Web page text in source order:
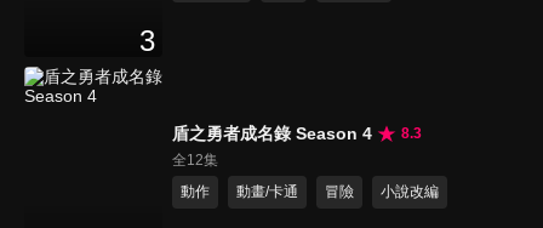
3
盾之勇者成名錄 Season 4
8.3
全12集
動作
動畫/卡通 冒險 小說改編